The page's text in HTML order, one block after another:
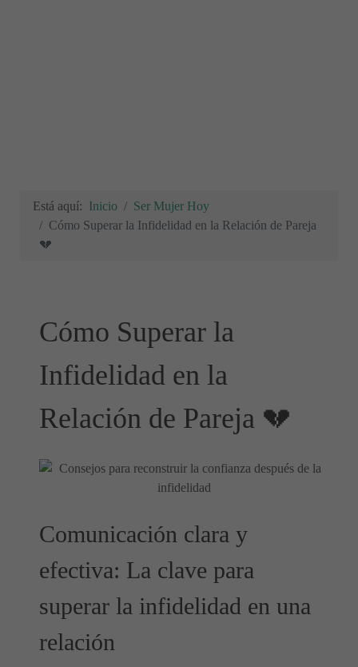
Está aquí: Inicio
Ser Mujer Hoy
Cómo Superar la Infidelidad en la Relación de Pareja
💔
Cómo Superar la
Infidelidad en la
Relación de Pareja 💔
Comunicación clara y
efectiva: La clave para
superar la infidelidad en una
relación